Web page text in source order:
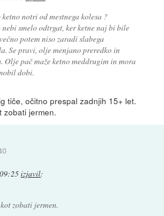
notri od mestnega kolesa ?
smelo odtrgat, ker ketne naj bi bile
potem niso zaradi slabega
Se pravi, olje menjano preredko in
pač maže ketno meddrugim in mora
dobi.
tiče, očitno prespal zadnjih 15+ let.
zobati jermen.
izjavil:
zobati jermen.